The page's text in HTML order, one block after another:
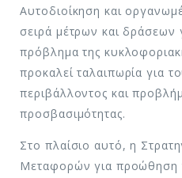
Αυτοδιοίκηση και
σειρά μέτρων και δράσεων
πρόβλημα της
προκαλεί ταλαιπωρία για
περιβάλλοντος και
προσβασιμότητας.
Στο πλαίσιο αυτό, η
Μεταφορών για προώθηση